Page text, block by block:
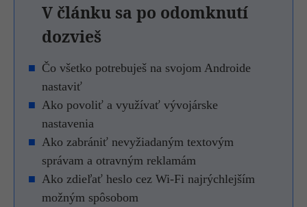
V článku sa po odomknutí
dozvieš
Čo všetko potrebuješ na svojom Androide
nastaviť
Ako povoliť a využívať vývojárske
nastavenia
Ako zabrániť nevyžiadaným textovým
správam a otravným reklamám
Ako zdieľať heslo cez Wi-Fi najrýchlejším
možným spôsobom